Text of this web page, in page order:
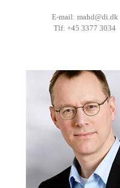
E-mail: mahd@di.dk
Tlf: +45 3377 3034